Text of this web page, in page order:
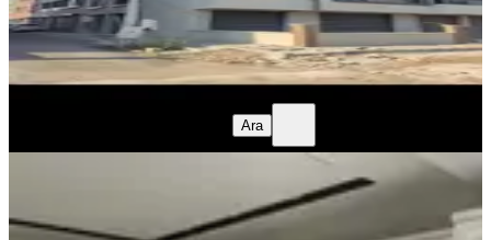
benim emlakHuseyin Ali Doğan
Ara
Ara
Efendi'de 2+1, Yerden Isıtmalı,kiralık